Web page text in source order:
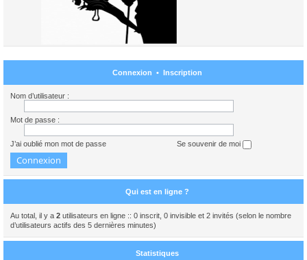
Connexion • Inscription
Nom d’utilisateur :
Mot de passe :
J’ai oublié mon mot de passe Se souvenir de moi
Qui est en ligne ?
Au total, il y a 2 utilisateurs en ligne :: 0 inscrit, 0 invisible et 2 invités (selon le nombre
d’utilisateurs actifs des 5 dernières minutes)
Statistiques